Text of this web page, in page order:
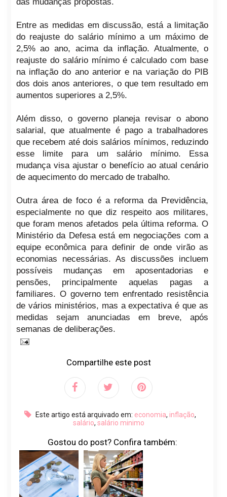
Entre as medidas em discussão, está a limitação
do reajuste do salário mínimo a um máximo de
2,5% ao ano, acima da inflação. Atualmente, o
reajuste do salário mínimo é calculado com base
na inflação do ano anterior e na variação do PIB
dos dois anos anteriores, o que tem resultado em
aumentos superiores a 2,5%.
Além disso, o governo planeja revisar o abono
salarial, que atualmente é pago a trabalhadores
que recebem até dois salários mínimos, reduzindo
esse limite para um salário mínimo. Essa
mudança visa ajustar o benefício ao atual cenário
de aquecimento do mercado de trabalho.
Outra área de foco é a reforma da Previdência,
especialmente no que diz respeito aos militares,
que foram menos afetados pela última reforma. O
Ministério da Defesa está em negociações com a
equipe econômica para definir de onde virão as
economias necessárias. As discussões incluem
possíveis mudanças em aposentadorias e
pensões, principalmente aquelas pagas a
familiares. O governo tem enfrentado resistência
de vários ministérios, mas a expectativa é que as
medidas sejam anunciadas em breve, após
semanas de deliberações.
Compartilhe este post
Este artigo está arquivado em: economia, inflação,
salário, salário minimo
Gostou do post? Confira também: